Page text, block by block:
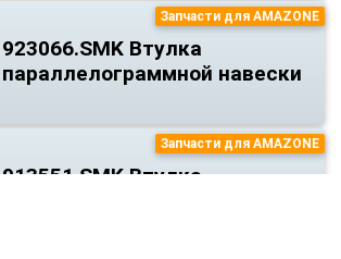
Запчасти для AMAZONE
923066.SMK Втулка
параллелограммной навески
Запчасти для AMAZONE
913551.SMK Втулка